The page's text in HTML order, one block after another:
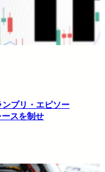
ンプリ・エピソー
スを制せ